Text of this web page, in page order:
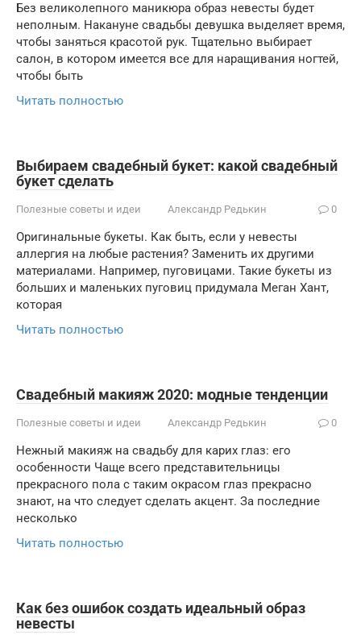
Без великолепного маникюра образ невесты будет
неполным. Накануне свадьбы девушка выделяет время,
чтобы заняться красотой рук. Тщательно выбирает
салон, в котором имеется все для наращивания ногтей,
чтобы быть
Читать полностью
Выбираем свадебный букет: какой свадебный
букет сделать
Полезные советы и идеи Александр Редькин 0
Оригинальные букеты. Как быть, если у невесты
аллергия на любые растения? Заменить их другими
материалами. Например, пуговицами. Такие букеты из
больших и маленьких пуговиц придумала Меган Хант,
которая
Читать полностью
Свадебный макияж 2020: модные тенденции
Полезные советы и идеи Александр Редькин 0
Нежный макияж на свадьбу для карих глаз: его
особенности Чаще всего представительницы
прекрасного пола с таким окрасом глаз прекрасно
знают, на что следует сделать акцент. За последние
несколько
Читать полностью
Как без ошибок создать идеальный образ
невесты